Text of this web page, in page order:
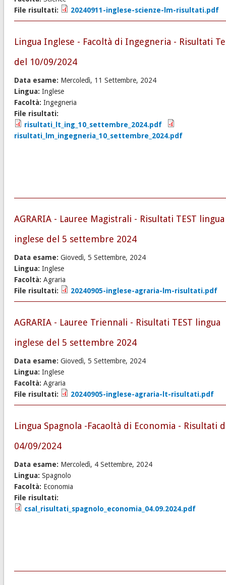
File risultati:
20240911-inglese-scienze-lm-risultati.pdf
Lingua Inglese - Facoltà di Ingegneria - Risultati
del 10/09/2024
Data esame: Mercoledì, 11 Settembre, 2024
Lingua: Inglese
Facoltà: Ingegneria
File risultati:
risultati_lt_ing_10_settembre_2024.pdf
risultati_lm_ingegneria_10_settembre_2024.pdf
AGRARIA - Lauree Magistrali - Risultati TEST lingua
inglese del 5 settembre 2024
Data esame: Giovedì, 5 Settembre, 2024
Lingua: Inglese
Facoltà: Agraria
File risultati:
20240905-inglese-agraria-lm-risultati.pdf
AGRARIA - Lauree Triennali - Risultati TEST lingua
inglese del 5 settembre 2024
Data esame: Giovedì, 5 Settembre, 2024
Lingua: Inglese
Facoltà: Agraria
File risultati:
20240905-inglese-agraria-lt-risultati.pdf
Lingua Spagnola -Facaoltà di Economia - Risultati
04/09/2024
Data esame: Mercoledì, 4 Settembre, 2024
Lingua: Spagnolo
Facoltà: Economia
File risultati:
csal_risultati_spagnolo_economia_04.09.2024.pdf